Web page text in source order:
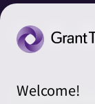
© 2026 Grant
Welcome!